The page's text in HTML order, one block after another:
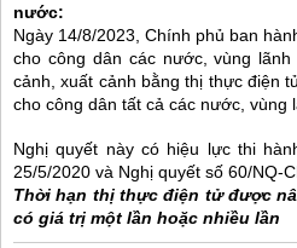
nước:
Ngày 14/8/2023, Chính phủ ban
cho công dân các nước, vùng
cảnh, xuất cảnh bằng thị thực điện
cho công dân tất cả các nước, vùng
Nghị quyết này có hiệu lực thi
25/5/2020 và Nghị quyết số 60/NQ-
Thời hạn thị thực điện tử được
có giá trị một lần hoặc nhiều lần